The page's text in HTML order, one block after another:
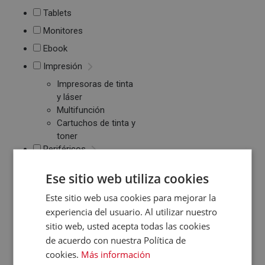
Tablets
Monitores
Ebook
Impresión
Impresoras de tinta
y láser
Multifunción
Cartuchos de tinta y
toner
Periféricos
Teclados
WebCams y
Micrófonos
Almacenamiento
Pendrive y Tarjetas
de Memoria
Ese sitio web utiliza cookies
Este sitio web usa cookies para mejorar la
experiencia del usuario. Al utilizar nuestro
sitio web, usted acepta todas las cookies
de acuerdo con nuestra Política de
cookies. Más información